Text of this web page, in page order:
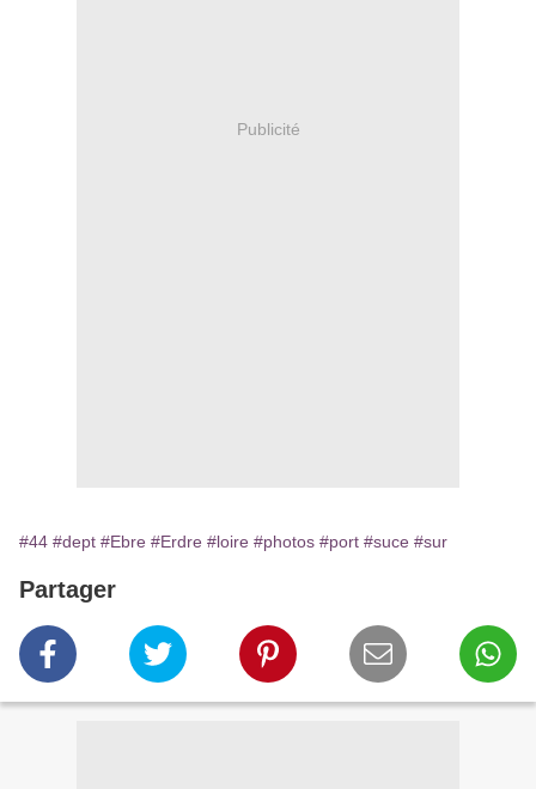
Publicité
#44 #dept #Ebre #Erdre #loire #photos #port #suce #sur
Partager